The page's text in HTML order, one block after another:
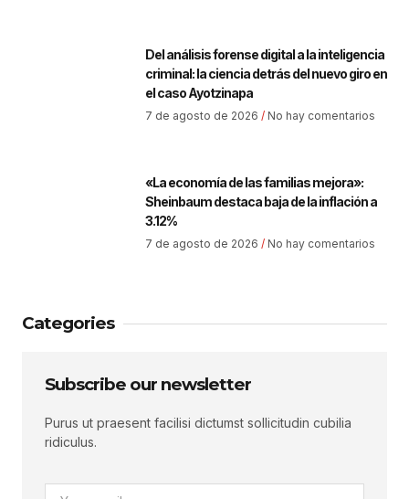
Del análisis forense digital a la inteligencia
criminal: la ciencia detrás del nuevo giro en
el caso Ayotzinapa
7 de agosto de 2026 No hay comentarios
«La economía de las familias mejora»:
Sheinbaum destaca baja de la inflación a
3.12%
7 de agosto de 2026 No hay comentarios
Categories
Subscribe our newsletter
Purus ut praesent facilisi dictumst sollicitudin cubilia
ridiculus.